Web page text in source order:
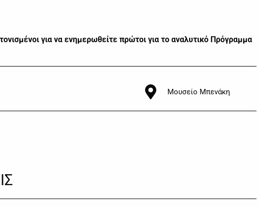
για να ενημερωθείτε πρώτοι για το αναλυτικό Πρόγραμμα
Μουσείο Μπενάκη